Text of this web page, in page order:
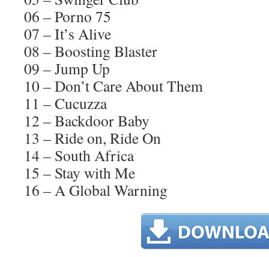
06 – Porno 75
07 – It’s Alive
08 – Boosting Blaster
09 – Jump Up
10 – Don’t Care About Them
11 – Cucuzza
12 – Backdoor Baby
13 – Ride on, Ride On
14 – South Africa
15 – Stay with Me
16 – A Global Warning